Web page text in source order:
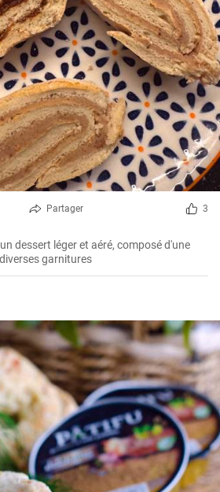
Partager 3
dessert léger et aéré, composé d'une
garnitures